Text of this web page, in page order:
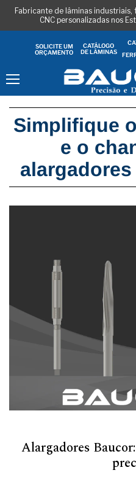
Fabricante de lâminas
CNC personalizadas nos
SOLICITE UM
ORÇAMENTO
CATÁLOGO
DE LÂMINAS
Simplifique
e o
Alargadores